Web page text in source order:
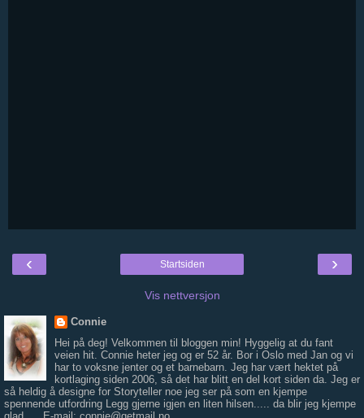
‹ ›
Startsiden
Vis nettversjon
Connie
Hei på deg! Velkommen til bloggen min! Hyggelig at du fant
veien hit. Connie heter jeg og er 52 år. Bor i Oslo med Jan og vi
har to voksne jenter og et barnebarn. Jeg har vært hektet på
kortlaging siden 2006, så det har blitt en del kort siden da. Jeg er
så heldig å designe for Storyteller noe jeg ser på som en kjempe
spennende utfordring Legg gjerne igjen en liten hilsen..... da blir jeg kjempe